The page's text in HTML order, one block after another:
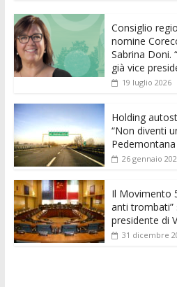
e
b
o
o
k
itt
er l
at
s
A
p g
Consiglio
nomine
Sabrina Doni.
già vice
19 luglio 2026
Holding
“Non diventi
26 gennaio
Il Movimento
anti trombati”
presidente di
31 dicembre